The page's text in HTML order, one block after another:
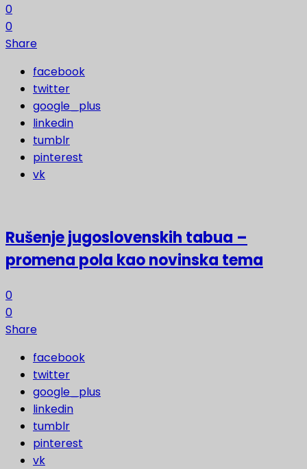
0
0
Share
facebook
twitter
google_plus
linkedin
tumblr
pinterest
vk
Rušenje jugoslovenskih tabua –
promena pola kao novinska tema
0
0
Share
facebook
twitter
google_plus
linkedin
tumblr
pinterest
vk